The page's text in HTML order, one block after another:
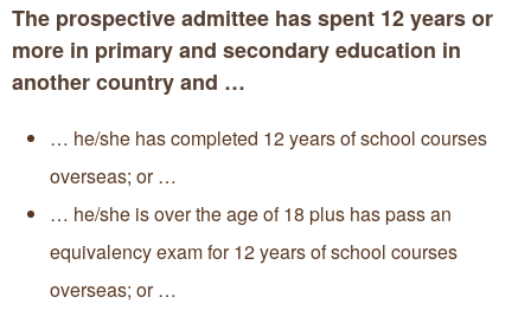
The prospective admittee has spent 12 years or
more in primary and secondary education in
another country and …
… he/she has completed 12 years of school courses
overseas; or …
… he/she is over the age of 18 plus has pass an
equivalency exam for 12 years of school courses
overseas; or …